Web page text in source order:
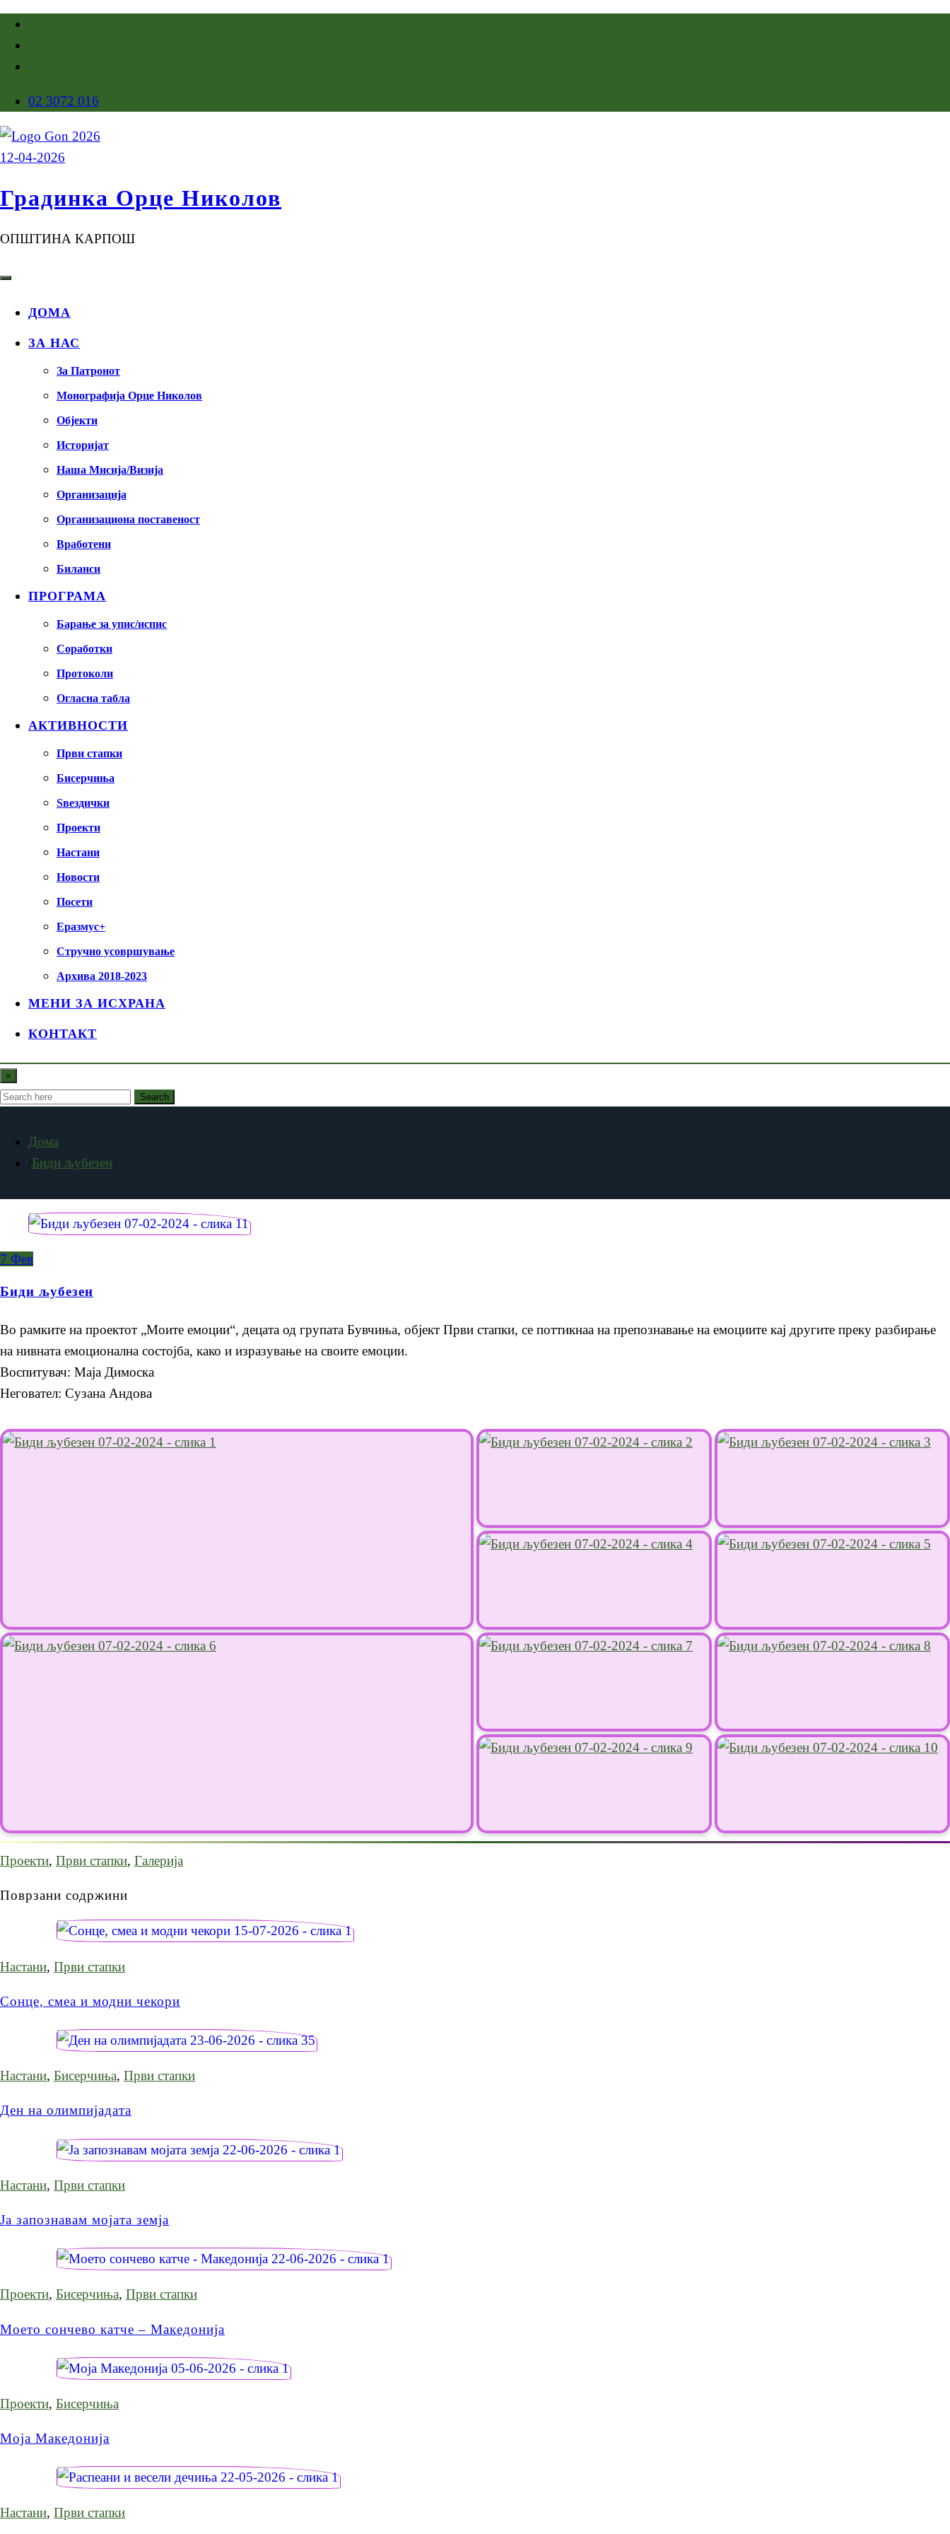
02 3072 016
Градинка Орце Николов
ОПШТИНА КАРПОШ
ДОМА
ЗА НАС
За Патронот
Монографија Орце Николов
Објекти
Историјат
Наша Мисија/Визија
Организација
Организациона поставеност
Вработени
Биланси
ПРОГРАМА
Барање за упис/испис
Соработки
Протоколи
Огласна табла
АКТИВНОСТИ
Први стапки
Бисерчиња
Ѕвездички
Проекти
Настани
Новости
Посети
Еразмус+
Стручно усовршување
Архива 2018-2023
МЕНИ ЗА ИСХРАНА
КОНТАКТ
×
Search
Дома
Биди љубезен
7 Фев
Биди љубезен
Во рамките на проектот „Моите емоции“, децата од групата Бувчиња, објект Први стапки, се поттикнаа на препознавање на емоциите кај другите преку разбирање
на нивната емоционална состојба, како и изразување на своите емоции.
Воспитувач: Маја Димоска
Неговател: Сузана Андова
Проекти, Први стапки, Галерија
Поврзани содржини
Настани, Први стапки
Сонце, смеа и модни чекори
Настани, Бисерчиња, Први стапки
Ден на олимпијадата
Настани, Први стапки
Ја запознавам мојата земја
Проекти, Бисерчиња, Први стапки
Моето сончево катче – Македонија
Проекти, Бисерчиња
Моја Македонија
Настани, Први стапки